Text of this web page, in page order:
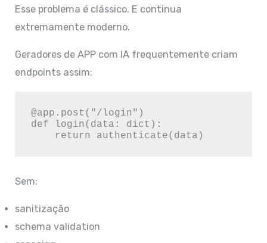
Esse problema é clássico. E continua
extremamente moderno.
Geradores de APP com IA frequentemente criam
endpoints assim:
@app.post("/login")
def login(data: dict):
Sem:
sanitização
schema validation